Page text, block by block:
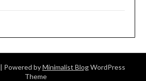
| Powered byMinimalist BlogWordPress
Theme